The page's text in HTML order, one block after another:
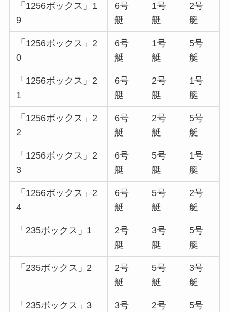
「1256ボックス」1
9
6号
艇
1号
艇
2号
艇
「1256ボックス」2
0
6号
艇
1号
艇
5号
艇
「1256ボックス」2
1
6号
艇
2号
艇
1号
艇
「1256ボックス」2
2
6号
艇
2号
艇
5号
艇
「1256ボックス」2
3
6号
艇
5号
艇
1号
艇
「1256ボックス」2
4
6号
艇
5号
艇
2号
艇
「235ボックス」1
2号
艇
3号
艇
5号
艇
「235ボックス」2
2号
艇
5号
艇
3号
艇
「235ボックス」3
3号
2号
5号